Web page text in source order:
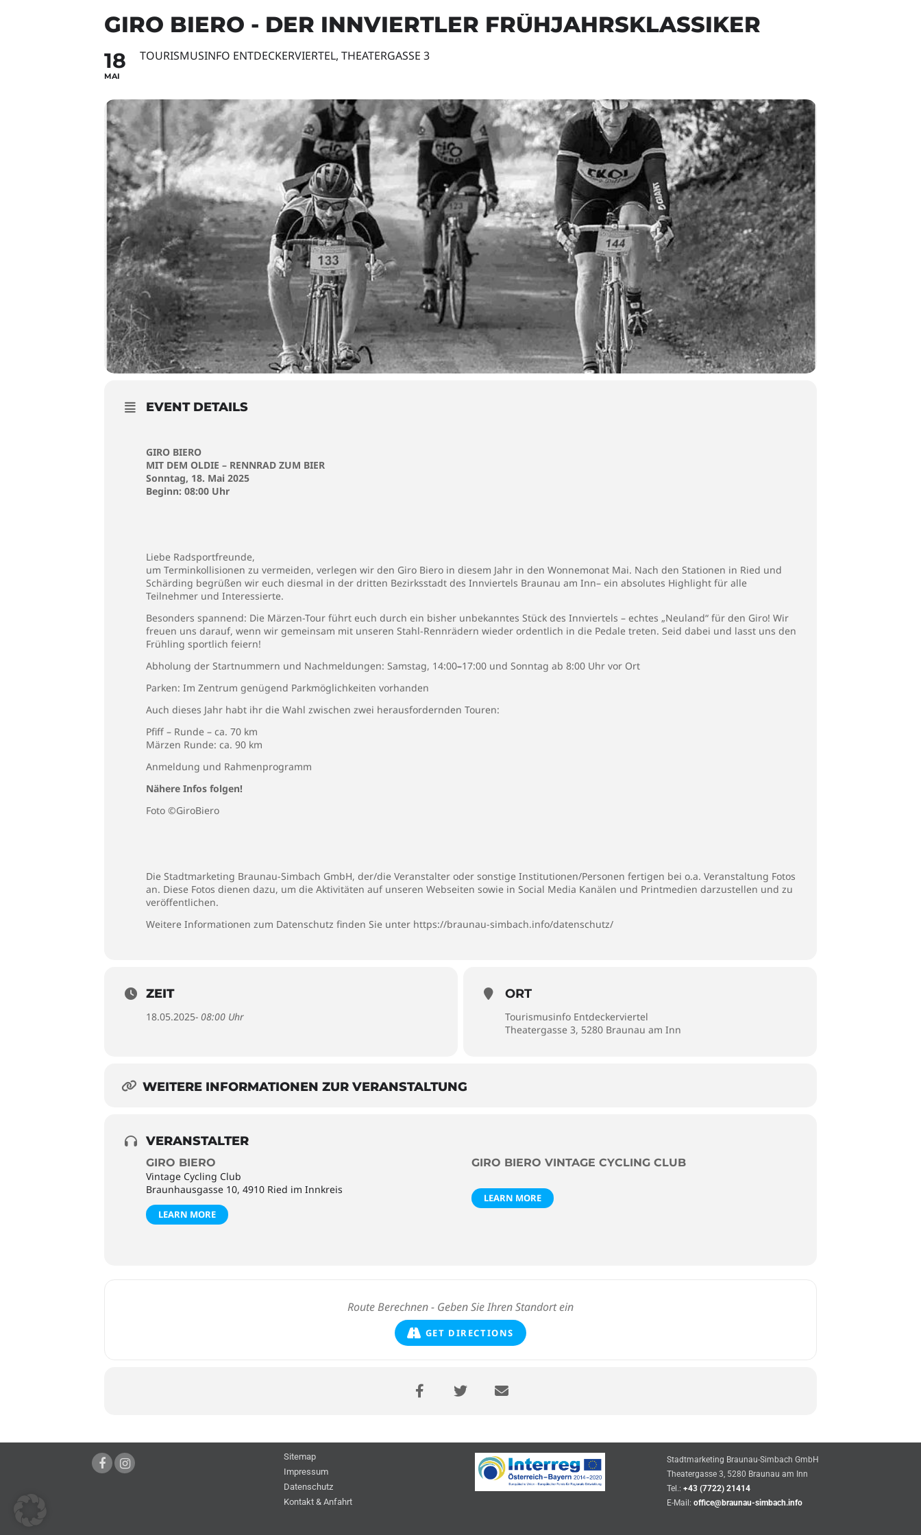
GIRO BIERO - DER INNVIERTLER FRÜHJAHRSKLASSIKER
18
MAI
TOURISMUSINFO ENTDECKERVIERTEL, THEATERGASSE 3
EVENT DETAILS
GIRO BIERO
MIT DEM OLDIE – RENNRAD ZUM BIER
Sonntag, 18. Mai 2025
Beginn: 08:00 Uhr
Liebe Radsportfreunde,
um Terminkollisionen zu vermeiden, verlegen wir den Giro Biero in diesem Jahr in den Wonnemonat Mai. Nach den Stationen in Ried und
Schärding begrüßen wir euch diesmal in der dritten Bezirksstadt des Innviertels Braunau am Inn– ein absolutes Highlight für alle
Teilnehmer und Interessierte.
Besonders spannend: Die Märzen-Tour führt euch durch ein bisher unbekanntes Stück des Innviertels – echtes „Neuland“ für den Giro! Wir
freuen uns darauf, wenn wir gemeinsam mit unseren Stahl-Rennrädern wieder ordentlich in die Pedale treten. Seid dabei und lasst uns den
Frühling sportlich feiern!
Abholung der Startnummern und Nachmeldungen: Samstag, 14:00–17:00 und Sonntag ab 8:00 Uhr vor Ort
Parken: Im Zentrum genügend Parkmöglichkeiten vorhanden
Auch dieses Jahr habt ihr die Wahl zwischen zwei herausfordernden Touren:
Pfiff – Runde – ca. 70 km
Märzen Runde: ca. 90 km
Anmeldung und Rahmenprogramm
Nähere Infos folgen!
Foto ©GiroBiero
Die Stadtmarketing Braunau-Simbach GmbH, der/die Veranstalter oder sonstige Institutionen/Personen fertigen bei o.a. Veranstaltung Fotos
an. Diese Fotos dienen dazu, um die Aktivitäten auf unseren Webseiten sowie in Social Media Kanälen und Printmedien darzustellen und zu
veröffentlichen.
Weitere Informationen zum Datenschutz finden Sie unter https://braunau-simbach.info/datenschutz/
ZEIT
18.05.2025- 08:00 Uhr
ORT
Tourismusinfo Entdeckerviertel
Theatergasse 3, 5280 Braunau am Inn
WEITERE INFORMATIONEN ZUR VERANSTALTUNG
VERANSTALTER
GIRO BIERO
Vintage Cycling Club
Braunhausgasse 10, 4910 Ried im Innkreis
LEARN MORE
GIRO BIERO VINTAGE CYCLING CLUB
LEARN MORE
GET DIRECTIONS
Sitemap
Impressum
Datenschutz
Kontakt & Anfahrt
Stadtmarketing Braunau-Simbach GmbH
Theatergasse 3, 5280 Braunau am Inn
Tel.: +43 (7722) 21414
E-Mail: office@braunau-simbach.info